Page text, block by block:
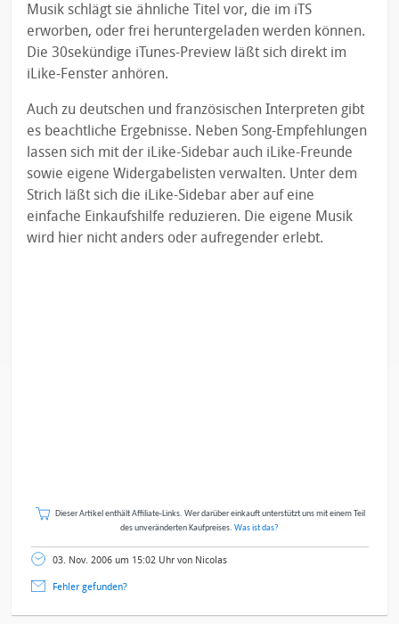
Musik schlägt sie ähnliche Titel vor, die im iTS
erworben, oder frei heruntergeladen werden können.
Die 30sekündige iTunes-Preview läßt sich direkt im
iLike-Fenster anhören.
Auch zu deutschen und französischen Interpreten gibt
es beachtliche Ergebnisse. Neben Song-Empfehlungen
lassen sich mit der iLike-Sidebar auch iLike-Freunde
sowie eigene Widergabelisten verwalten. Unter dem
Strich läßt sich die iLike-Sidebar aber auf eine
einfache Einkaufshilfe reduzieren. Die eigene Musik
wird hier nicht anders oder aufregender erlebt.
Dieser Artikel enthält Affiliate-Links. Wer darüber einkauft unterstützt uns mit einem Teil
des unveränderten Kaufpreises. Was ist das?
03. Nov. 2006 um 15:02 Uhr von Nicolas
Fehler gefunden?